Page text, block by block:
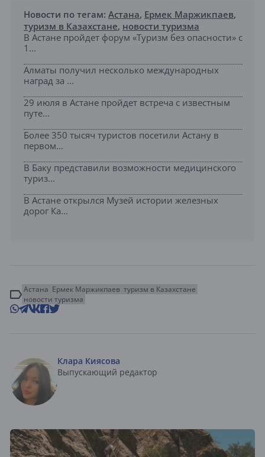
Новости по тегам: Астана, Ермек Маржикпаев,
туризм в Казахстане, новости туризма
В Астане пройдет форум «Туризм без опасности» с
1...
Алматы получил несколько международных
наград за ...
29 июля в Астане пройдет встреча с известным
путе...
Более 350 тысяч туристов посетили Астану в
первом...
В Баку представили возможности медицинского
туриз...
В Астане открылся Музей истории железных
дорог Ка...
Астана Ермек Маржикпаев туризм в Казахстане
новости туризма
Клара Киясова
Выпускающий редактор